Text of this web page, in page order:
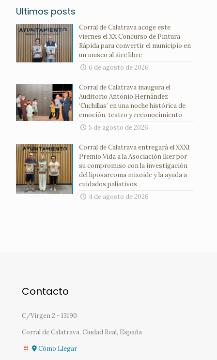
Ultimos posts
Corral de Calatrava acoge este
viernes el XX Concurso de Pintura
Rápida para convertir el municipio en
un museo al aire libre
6 de agosto de 2026
Corral de Calatrava inaugura el
Auditorio Antonio Hernández
‘Cuchillas’ en una noche histórica de
emoción, teatro y reconocimiento
5 de agosto de 2026
Corral de Calatrava entregará el XXXI
Premio Vida a la Asociación Iker por
su compromiso con la investigación
del liposarcoma mixoide y la ayuda a
cuidados paliativos
4 de agosto de 2026
Contacto
C/Virgen 2 - 13190
Corral de Calatrava, Ciudad Real, España
Cómo Llegar